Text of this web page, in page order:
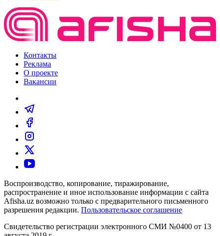
Контакты
Реклама
О проекте
Вакансии
Воспроизводство, копирование, тиражирование,
распространение и иное использование информации с сайта
Afisha.uz возможно только с предварительного письменного
разрешения редакции. Пользовательское соглашение
Свидетельство регистрации электронного СМИ №0400 от 13